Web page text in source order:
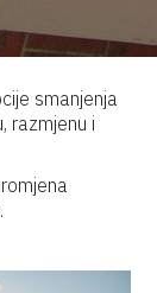
smanjenja
razmjenu i